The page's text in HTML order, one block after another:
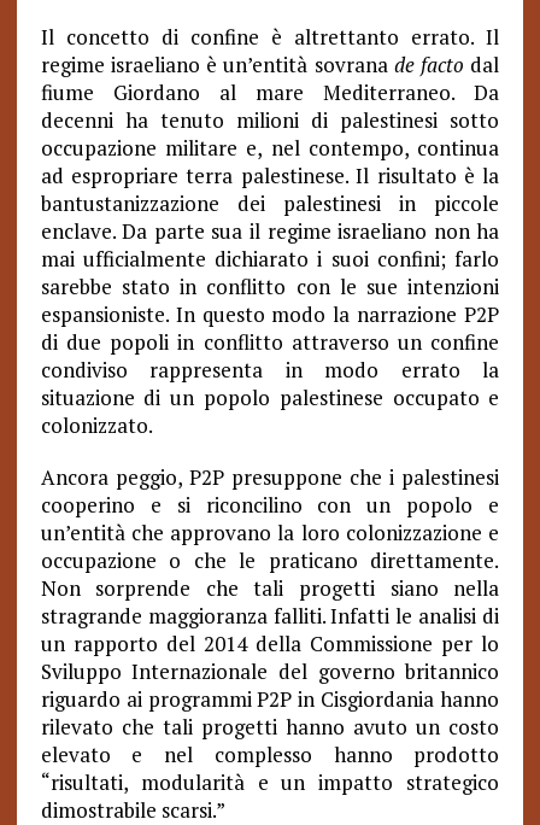
Il concetto di confine è altrettanto errato. Il
regime israeliano è un’entità sovrana de facto dal
fiume Giordano al mare Mediterraneo. Da
decenni ha tenuto milioni di palestinesi sotto
occupazione militare e, nel contempo, continua
ad espropriare terra palestinese. Il risultato è la
bantustanizzazione dei palestinesi in piccole
enclave. Da parte sua il regime israeliano non ha
mai ufficialmente dichiarato i suoi confini; farlo
sarebbe stato in conflitto con le sue intenzioni
espansioniste. In questo modo la narrazione P2P
di due popoli in conflitto attraverso un confine
condiviso rappresenta in modo errato la
situazione di un popolo palestinese occupato e
colonizzato.
Ancora peggio, P2P presuppone che i palestinesi
cooperino e si riconcilino con un popolo e
un’entità che approvano la loro colonizzazione e
occupazione o che le praticano direttamente.
Non sorprende che tali progetti siano nella
stragrande maggioranza falliti. Infatti le analisi di
un rapporto del 2014 della Commissione per lo
Sviluppo Internazionale del governo britannico
riguardo ai programmi P2P in Cisgiordania hanno
rilevato che tali progetti hanno avuto un costo
elevato e nel complesso hanno prodotto
“risultati, modularità e un impatto strategico
dimostrabile scarsi.”